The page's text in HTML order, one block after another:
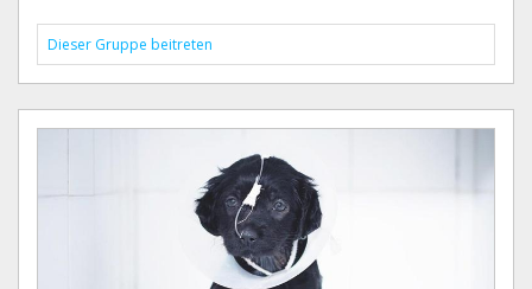
Dieser Gruppe beitreten